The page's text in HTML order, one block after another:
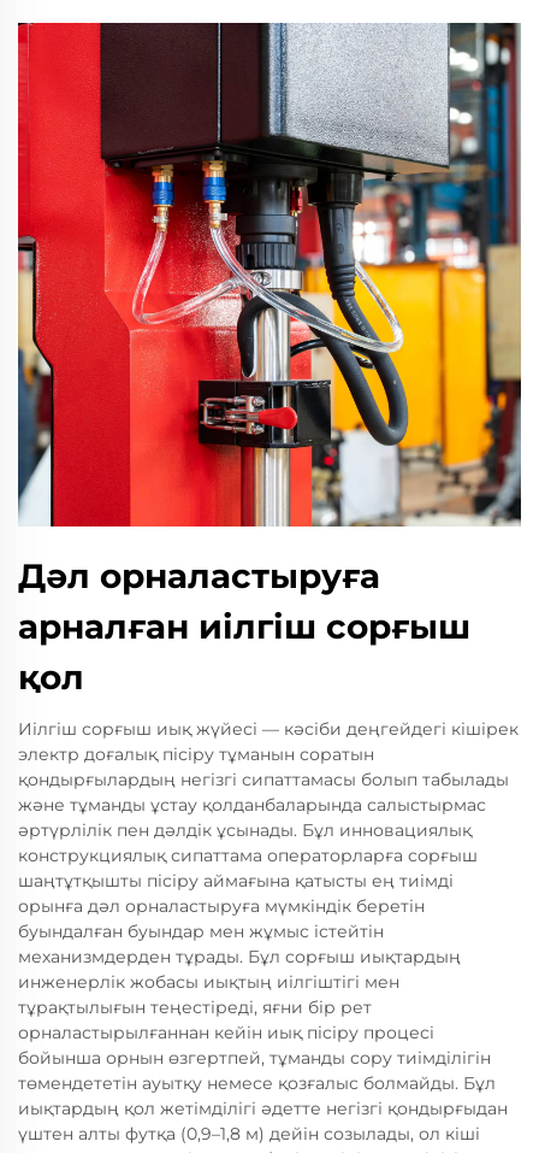
Дәл орналастыруға
арналған иілгіш сорғыш
қол
Иілгіш сорғыш иық жүйесі — кәсіби деңгейдегі кішірек
электр доғалық пісіру тұманын соратын
қондырғылардың негізгі сипаттамасы болып табылады
және тұманды ұстау қолданбаларында салыстырмас
әртүрлілік пен дәлдік ұсынады. Бұл инновациялық
конструкциялық сипаттама операторларға сорғыш
шаңтұтқышты пісіру аймағына қатысты ең тиімді
орынға дәл орналастыруға мүмкіндік беретін
буындалған буындар мен жұмыс істейтін
механизмдерден тұрады. Бұл сорғыш иықтардың
инженерлік жобасы иықтың иілгіштігі мен
тұрақтылығын теңестіреді, яғни бір рет
орналастырылғаннан кейін иық пісіру процесі
бойынша орнын өзгертпей, тұманды сору тиімділігін
төмендететін ауытқу немесе қозғалыс болмайды. Бұл
иықтардың қол жетімділігі әдетте негізгі қондырғыдан
үштен алты футқа (0,9–1,8 м) дейін созылады, ол кіші